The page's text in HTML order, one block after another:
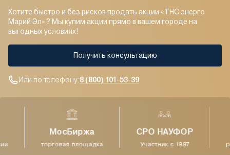
Хотите быстро и без рисков продать акции «ТНС энерго
Марий Эл» ? Мы купим акции прямо в вашем городе на
выгодных условиях!
Получить консультацию
Или по телефону:8 (800) 101-53-39
МосБиржа
торговая площадка
СРО НАУФОР
Участник с 1997